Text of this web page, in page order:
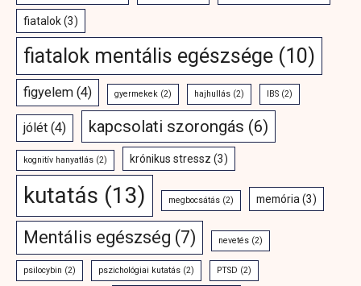
fiatalok(3)
fiatalok mentális egészsége (10)
figyelem (4) gyermekek (2) hajhullás (2) IBS (2)
jólét (4) kapcsolati szorongás (6)
kognitív hanyatlás (2) krónikus stressz (3)
kutatás (13) megbocsátás (2) memória (3)
Mentális egészség (7) nevetés (2)
psilocybin (2) pszichológiai kutatás (2) PTSD (2)